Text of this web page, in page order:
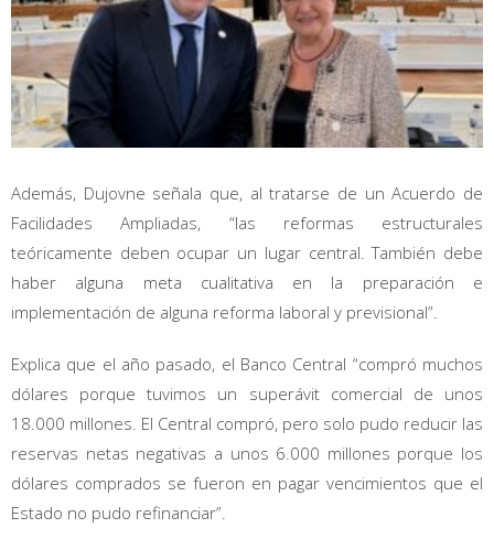
Además, Dujovne señala que, al tratarse de un Acuerdo de
Facilidades Ampliadas, “las reformas estructurales
teóricamente deben ocupar un lugar central. También debe
haber alguna meta cualitativa en la preparación e
implementación de alguna reforma laboral y previsional”.
Explica que el año pasado, el Banco Central “compró muchos
dólares porque tuvimos un superávit comercial de unos
18.000 millones. El Central compró, pero solo pudo reducir las
reservas netas negativas a unos 6.000 millones porque los
dólares comprados se fueron en pagar vencimientos que el
Estado no pudo refinanciar”.